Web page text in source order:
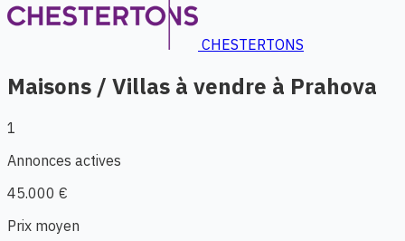
CHESTERTONS
Maisons / Villas à vendre à Prahova
1
Annonces actives
45.000 €
Prix moyen